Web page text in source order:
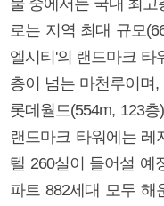
로는 지역 최대 규모
엘시티'의 랜드마크 타
층이 넘는 마천루이며
롯데월드(554m, 123
랜드마크 타워에는 레
텔 260실이 들어설 예
파트 882세대 모두 해